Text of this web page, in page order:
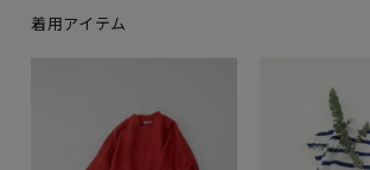
着用アイテム